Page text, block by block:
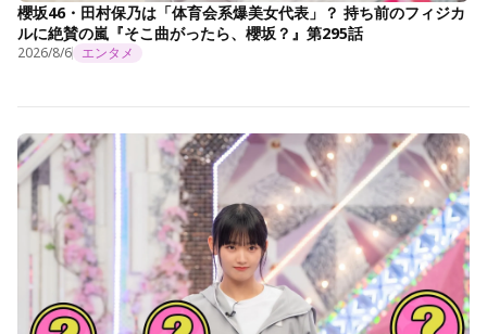
櫻坂46・田村保乃は「体育会系爆美女代表」？ 持ち前のフィジカ
ルに絶賛の嵐『そこ曲がったら、櫻坂？』第295話
2026/8/6 エンタメ